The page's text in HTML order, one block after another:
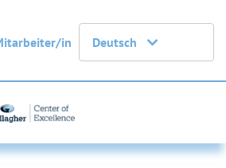
in Deutsch